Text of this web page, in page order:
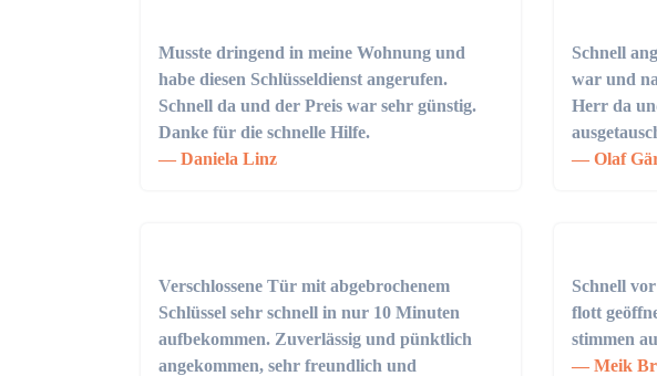
Musste dringend in meine Wohnung und
habe diesen Schlüsseldienst angerufen.
Schnell da und der Preis war sehr günstig.
Danke für die schnelle Hilfe.
Daniela Linz
Schnell
war und
Herr da
Olaf
Verschlossene Tür mit abgebrochenem
Schlüssel sehr schnell in nur 10 Minuten
aufbekommen. Zuverlässig und pünktlich
angekommen, sehr freundlich und
Schnell
flott
stimmen
Meik